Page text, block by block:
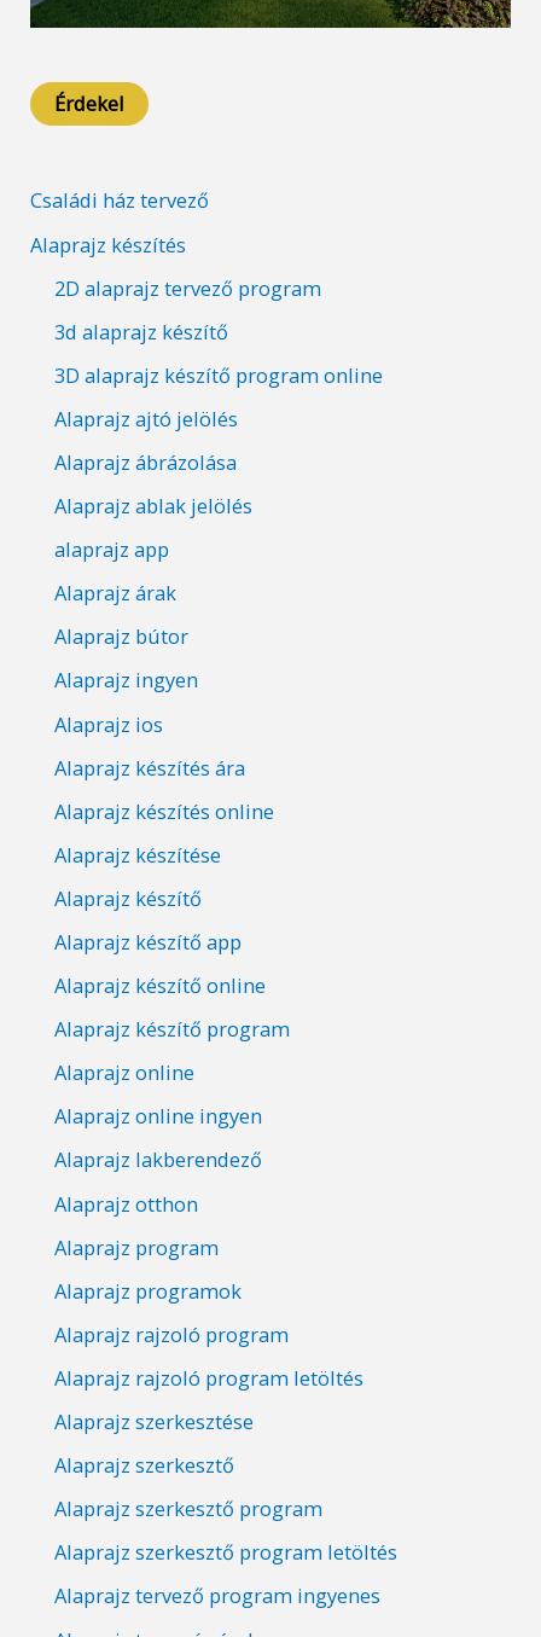
Érdekel
Családi ház tervező
Alaprajz készítés
2D alaprajz tervező program
3d alaprajz készítő
3D alaprajz készítő program online
Alaprajz ajtó jelölés
Alaprajz ábrázolása
Alaprajz ablak jelölés
alaprajz app
Alaprajz árak
Alaprajz bútor
Alaprajz ingyen
Alaprajz ios
Alaprajz készítés ára
Alaprajz készítés online
Alaprajz készítése
Alaprajz készítő
Alaprajz készítő app
Alaprajz készítő online
Alaprajz készítő program
Alaprajz online
Alaprajz online ingyen
Alaprajz lakberendező
Alaprajz otthon
Alaprajz program
Alaprajz programok
Alaprajz rajzoló program
Alaprajz rajzoló program letöltés
Alaprajz szerkesztése
Alaprajz szerkesztő
Alaprajz szerkesztő program
Alaprajz szerkesztő program letöltés
Alaprajz tervező program ingyenes